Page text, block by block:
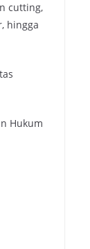
cutting,
hingga
Hukum